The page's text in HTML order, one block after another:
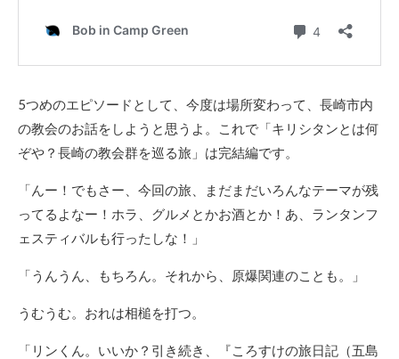
5つめのエピソードとして、今度は場所変わって、長崎市内
の教会のお話をしようと思うよ。これで「キリシタンとは何
ぞや？長崎の教会群を巡る旅」は完結編です。
「んー！でもさー、今回の旅、まだまだいろんなテーマが残
ってるよなー！ホラ、グルメとかお酒とか！あ、ランタンフ
ェスティバルも行ったしな！」
「うんうん、もちろん。それから、原爆関連のことも。」
うむうむ。おれは相槌を打つ。
「リンくん。いいか？引き続き、『ころすけの旅日記（五島